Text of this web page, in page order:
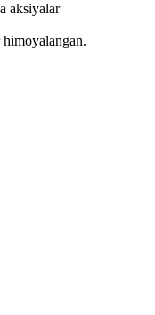
aksiyalar